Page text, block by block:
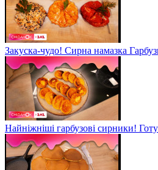
Закуска-чудо! Сирна намазка
Найніжніші гарбузові сирники!